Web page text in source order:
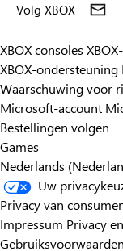
Volg XBOX
XBOX consoles
XBOX-ondersteuning
Waarschuwing voor
Microsoft-account
Bestellingen volgen
Games
Nederlands
Uw
Privacy van
Impressum Privacy
Gebruiksvoorwaarden